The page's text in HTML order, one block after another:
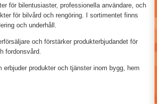
för bilentusiaster, professionella användare, och
för bilvård och rengöring. I sortimentet finns
och underhåll.
och förstärker produkterbjudandet för
fordonsvård.
produkter och tjänster inom bygg, hem